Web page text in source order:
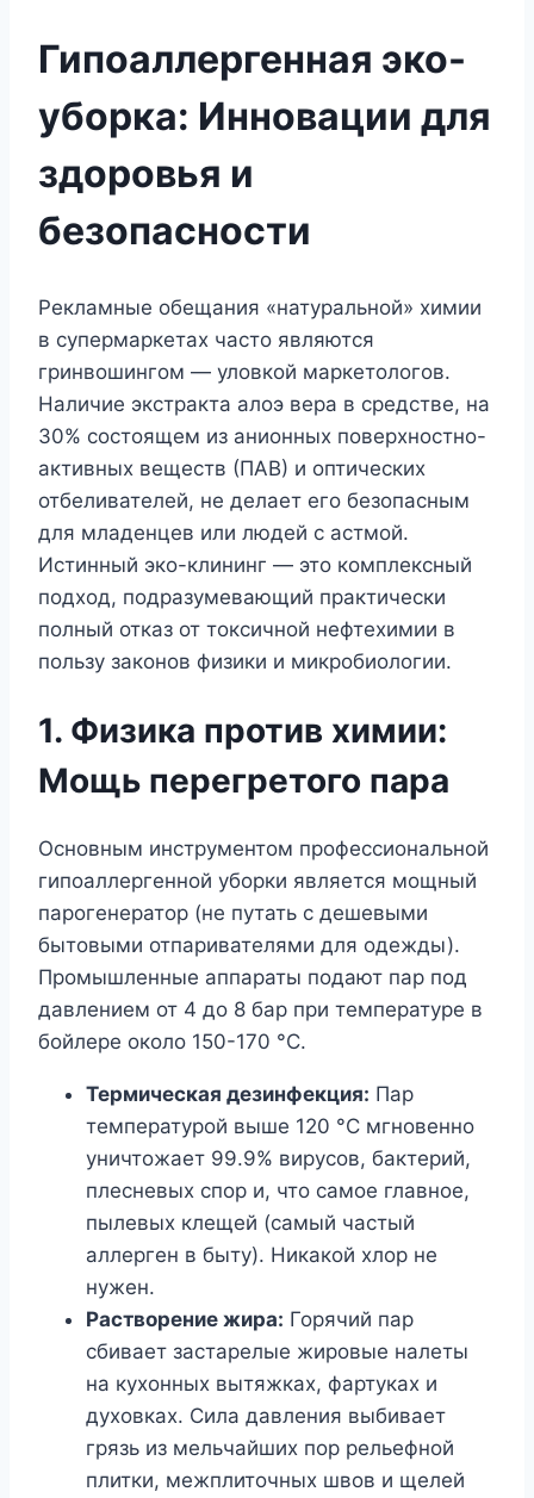
Гипоаллергенная эко-
уборка: Инновации для
здоровья и
безопасности
Рекламные обещания «натуральной» химии
в супермаркетах часто являются
гринвошингом — уловкой маркетологов.
Наличие экстракта алоэ вера в средстве, на
30% состоящем из анионных поверхностно-
активных веществ (ПАВ) и оптических
отбеливателей, не делает его безопасным
для младенцев или людей с астмой.
Истинный эко-клининг — это комплексный
подход, подразумевающий практически
полный отказ от токсичной нефтехимии в
пользу законов физики и микробиологии.
1. Физика против химии:
Мощь перегретого пара
Основным инструментом профессиональной
гипоаллергенной уборки является мощный
парогенератор (не путать с дешевыми
бытовыми отпаривателями для одежды).
Промышленные аппараты подают пар под
давлением от 4 до 8 бар при температуре в
бойлере около 150-170 °C.
Термическая дезинфекция: Пар
температурой выше 120 °C мгновенно
уничтожает 99.9% вирусов, бактерий,
плесневых спор и, что самое главное,
пылевых клещей (самый частый
аллерген в быту). Никакой хлор не
нужен.
Растворение жира: Горячий пар
сбивает застарелые жировые налеты
на кухонных вытяжках, фартуках и
духовках. Сила давления выбивает
грязь из мельчайших пор рельефной
плитки, межплиточных швов и щелей